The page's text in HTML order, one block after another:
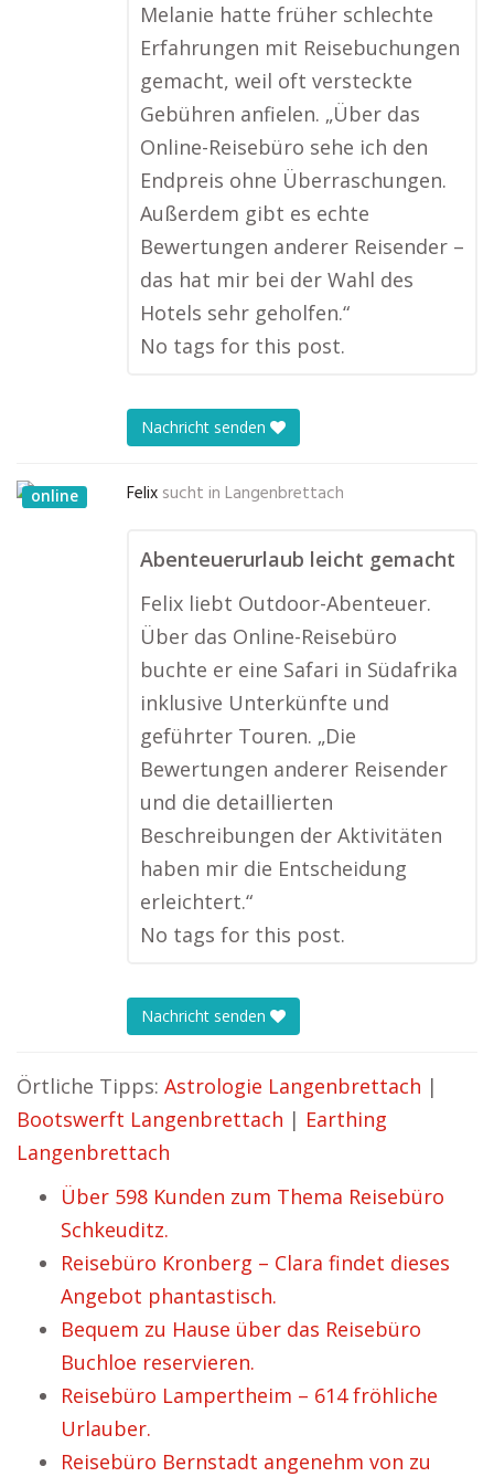
Melanie hatte früher schlechte
Erfahrungen mit Reisebuchungen
gemacht, weil oft versteckte
Gebühren anfielen. „Über das
Online-Reisebüro sehe ich den
Endpreis ohne Überraschungen.
Außerdem gibt es echte
Bewertungen anderer Reisender –
das hat mir bei der Wahl des
Hotels sehr geholfen.“
No tags for this post.
Nachricht senden
online Felix sucht in Langenbrettach
Abenteuerurlaub leicht gemacht
Felix liebt Outdoor-Abenteuer.
Über das Online-Reisebüro
buchte er eine Safari in Südafrika
inklusive Unterkünfte und
geführter Touren. „Die
Bewertungen anderer Reisender
und die detaillierten
Beschreibungen der Aktivitäten
haben mir die Entscheidung
erleichtert.“
No tags for this post.
Nachricht senden
Örtliche Tipps: Astrologie Langenbrettach |
Bootswerft Langenbrettach | Earthing
Langenbrettach
Über 598 Kunden zum Thema Reisebüro
Schkeuditz.
Reisebüro Kronberg – Clara findet dieses
Angebot phantastisch.
Bequem zu Hause über das Reisebüro
Buchloe reservieren.
Reisebüro Lampertheim – 614 fröhliche
Urlauber.
Reisebüro Bernstadt angenehm von zu